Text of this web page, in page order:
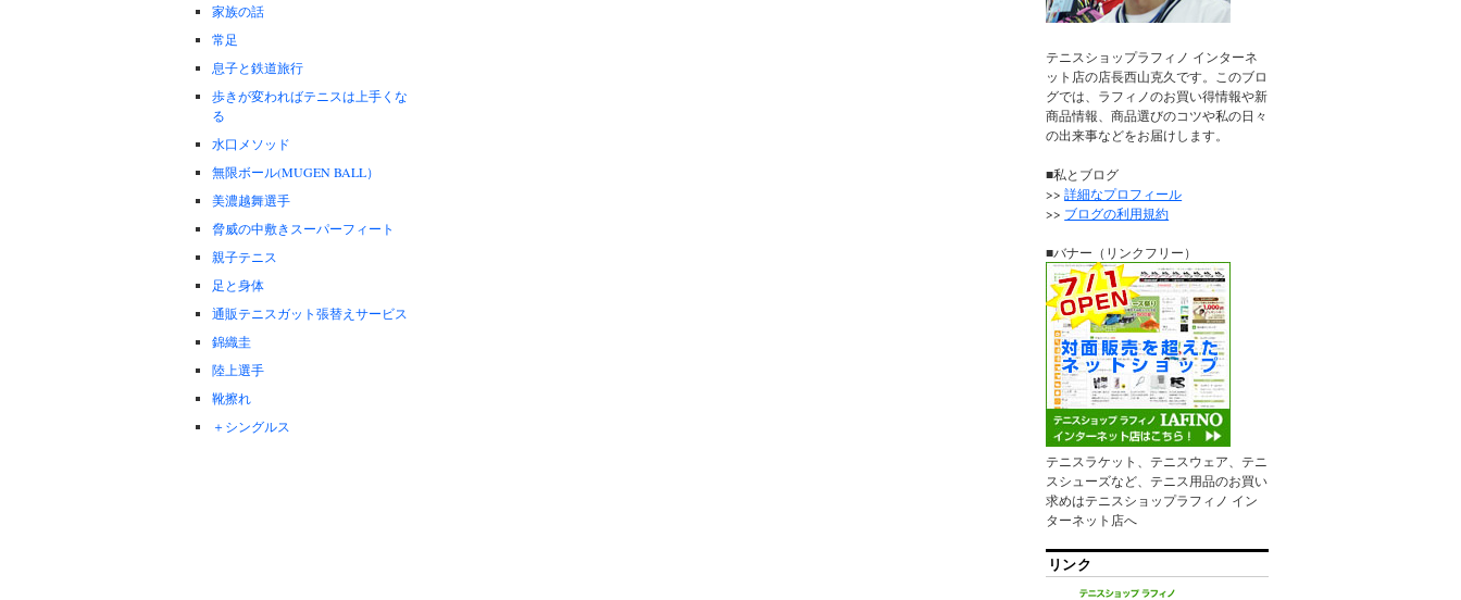
家族の話
常足
息子と鉄道旅行
歩きが変わればテニスは上手くな
る
水口メソッド
無限ボール(MUGEN BALL）
美濃越舞選手
脅威の中敷きスーパーフィート
親子テニス
足と身体
通販テニスガット張替えサービス
錦織圭
陸上選手
靴擦れ
＋シングルス
テニスショップラフィノ インターネ
ット店の店長西山克久です。このブロ
グでは、ラフィノのお買い得情報や新
商品情報、商品選びのコツや私の日々
の出来事などをお届けします。
■私とブログ
>>詳細なプロフィール
>> ブログの利用規約
■バナー（リンクフリー）
テニスラケット、テニスウェア、テニ
スシューズなど、テニス用品のお買い
求めはテニスショップラフィノ イン
ターネット店へ
リンク